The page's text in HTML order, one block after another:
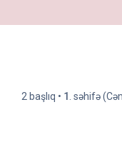
2 başlıq • 1 . səhifə